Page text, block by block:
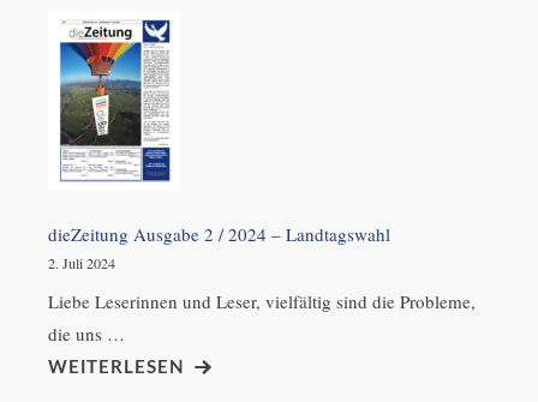
dieZeitung Ausgabe 2 / 2024 – Landtagswahl
2. Juli 2024
Liebe Leserinnen und Leser, vielfältig sind die Probleme,
die uns …
WEITERLESEN